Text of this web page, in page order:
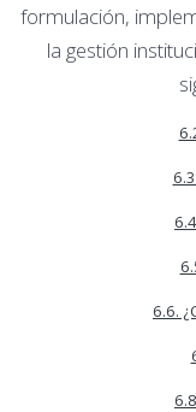
formulación,
la gestión
6.6.